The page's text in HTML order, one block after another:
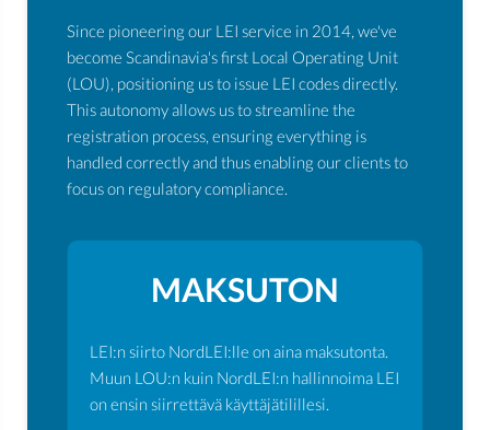
Since pioneering our LEI service in 2014, we've
become Scandinavia's first Local Operating Unit
(LOU), positioning us to issue LEI codes directly.
This autonomy allows us to streamline the
registration process, ensuring everything is
handled correctly and thus enabling our clients to
focus on regulatory compliance.
MAKSUTON
LEI:n siirto NordLEI:lle on aina maksutonta.
Muun LOU:n kuin NordLEI:n hallinnoima LEI
on ensin siirrettävä käyttäjätilillesi.